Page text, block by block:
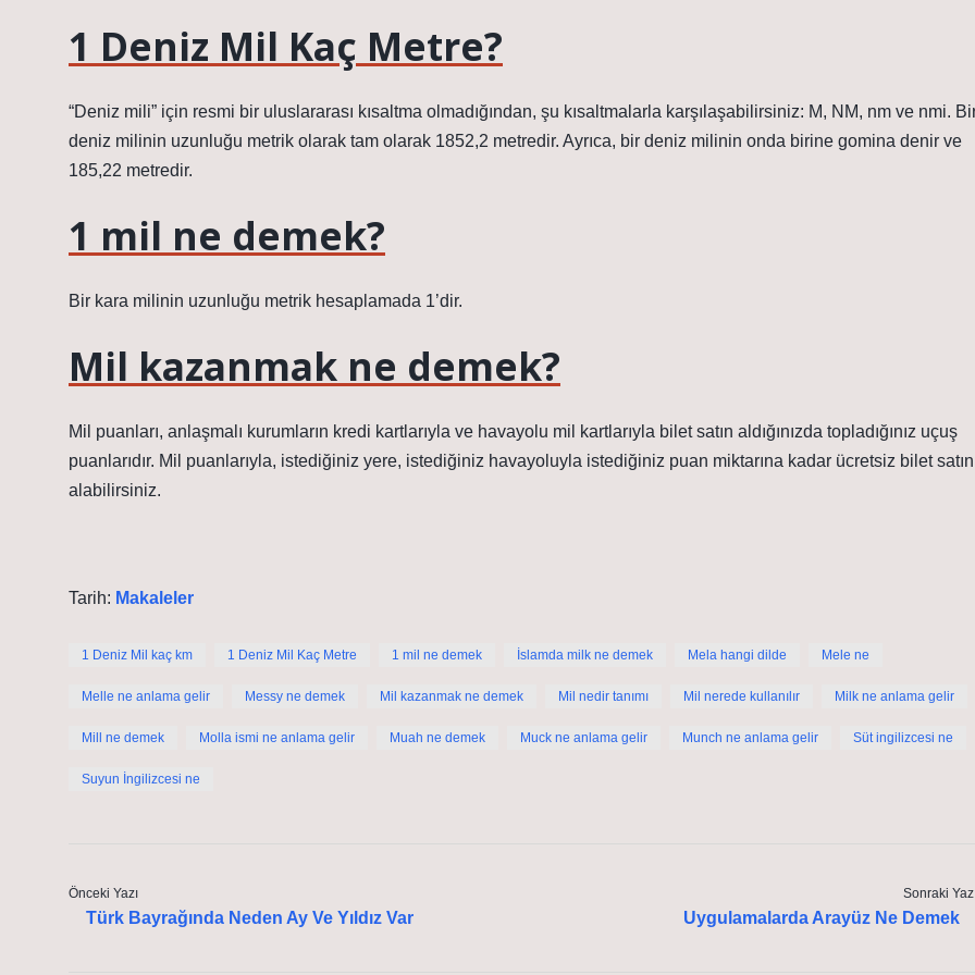
1 Deniz Mil Kaç Metre?
“Deniz mili” için resmi bir uluslararası kısaltma olmadığından, şu kısaltmalarla karşılaşabilirsiniz: M, NM, nm ve nmi.
deniz milinin uzunluğu metrik olarak tam olarak 1852,2 metredir. Ayrıca, bir deniz milinin onda birine gomina denir ve
185,22 metredir.
1 mil ne demek?
Bir kara milinin uzunluğu metrik hesaplamada 1’dir.
Mil kazanmak ne demek?
Mil puanları, anlaşmalı kurumların kredi kartlarıyla ve havayolu mil kartlarıyla bilet satın aldığınızda topladığınız uçuş
puanlarıdır. Mil puanlarıyla, istediğiniz yere, istediğiniz havayoluyla istediğiniz puan miktarına kadar ücretsiz bilet satın
alabilirsiniz.
Tarih: Makaleler
1 Deniz Mil kaç km 1 Deniz Mil Kaç Metre 1 mil ne demek İslamda milk ne demek Mela hangi dilde Mele ne
Melle ne anlama gelir Messy ne demek Mil kazanmak ne demek Mil nedir tanımı Mil nerede kullanılır Milk ne anlama gelir
Mill ne demek Molla ismi ne anlama gelir Muah ne demek Muck ne anlama gelir Munch ne anlama gelir Süt ingilizcesi ne
Suyun İngilizcesi ne
Önceki Yazı
Türk Bayrağında Neden Ay Ve Yıldız Var
Sonraki
Uygulamalarda Arayüz Ne Demek